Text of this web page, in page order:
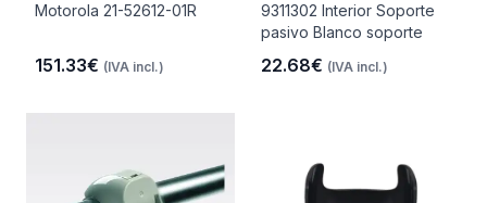
Motorola 21-52612-01R
151.33€ (IVA incl.)
9311302 Interior Soporte
pasivo Blanco soporte
22.68€ (IVA incl.)